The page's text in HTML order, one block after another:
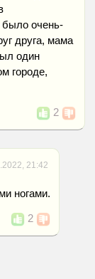
было очень-
друга, мама
один
городе,
2
21:42
ногами.
2